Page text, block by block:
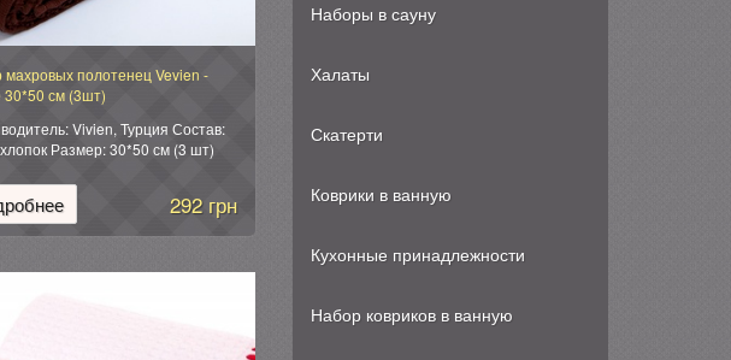
махровых полотенец Vevien -
30*50 см (3шт)
Vivien, Турция Состав:
Размер: 30*50 см (3 шт)
292 грн
Наборы в сауну
Халаты
Скатерти
Коврики в ванную
Кухонные принадлежности
Набор ковриков в ванную